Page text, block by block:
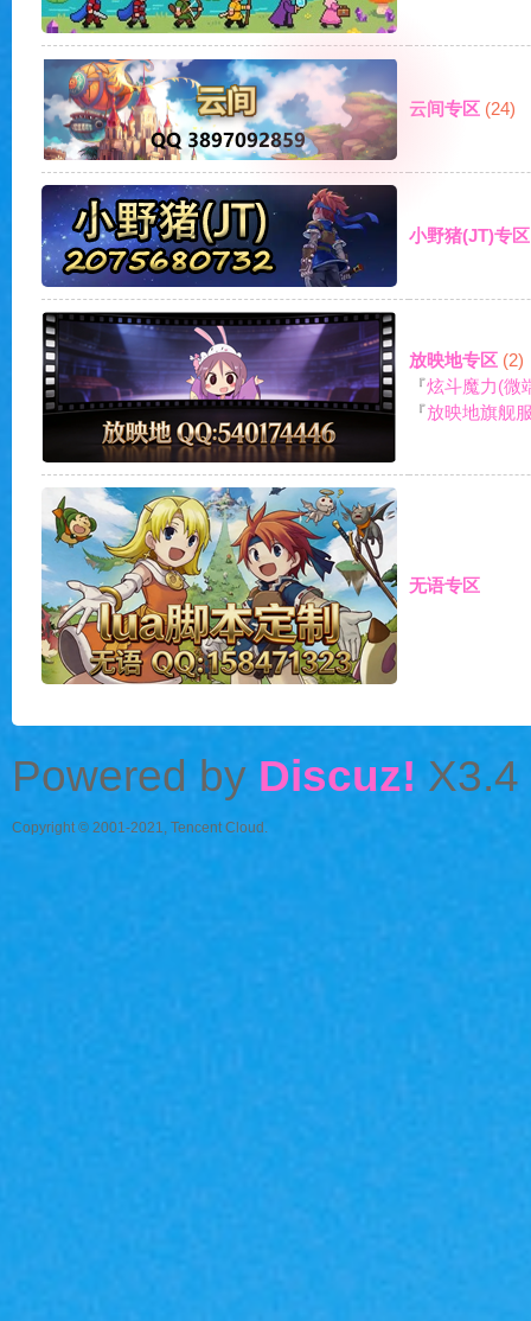
魔
云间专区 (24)
小野猪(JT)专区
放映地专区 (2)
『炫斗魔力(微
『放映地旗舰
无语专区
Powered by Discuz! X3.4
Copyright © 2001-2021, Tencent Cloud.